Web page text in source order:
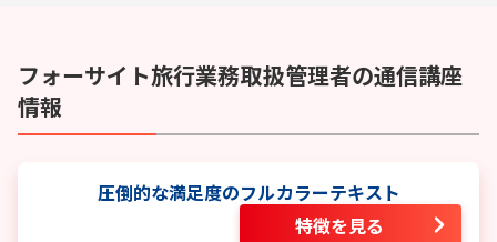
フォーサイト旅行業務取扱管理者の通信講座
情報
圧倒的な満足度のフルカラーテキスト
特徴を見る